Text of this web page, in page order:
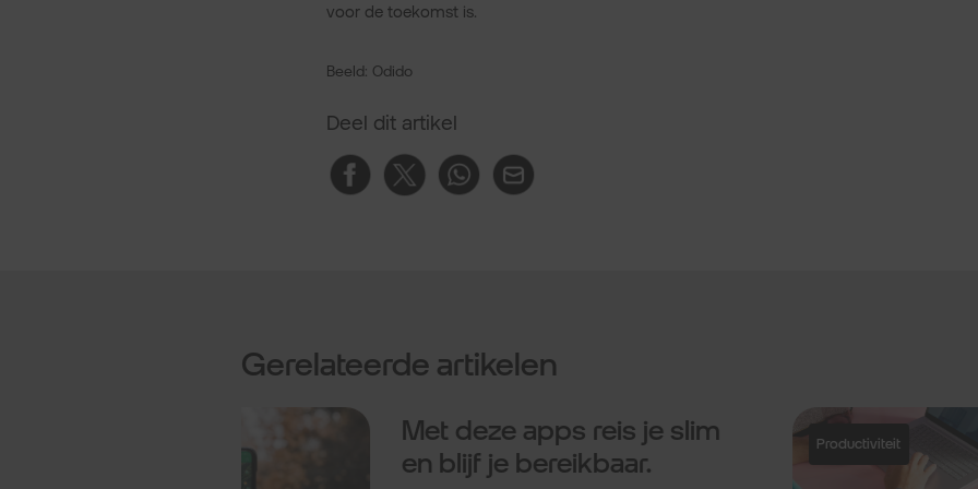
voor de toekomst is.
Beeld: Odido
Deel dit artikel
Gerelateerde artikelen
5 goede alternatieven voor
ChatGPT.